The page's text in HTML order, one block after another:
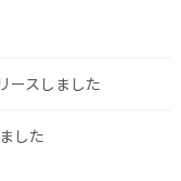
ースしました
した